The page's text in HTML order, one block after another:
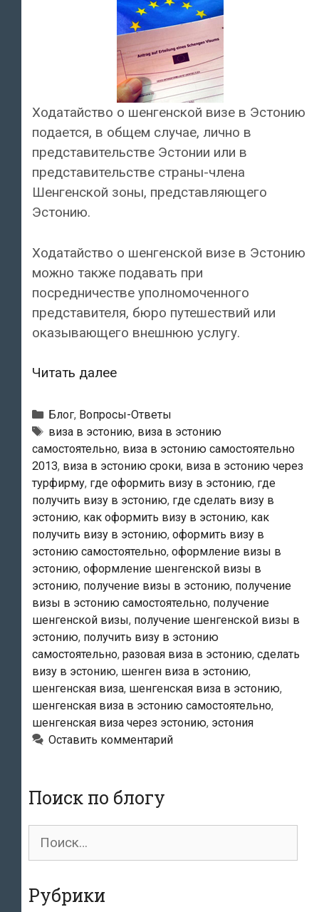
Ходатайство о шенгенской визе в Эстонию
подается, в общем случае, лично в
представительстве Эстонии или в
представительстве страны-члена
Шенгенской зоны, представляющего
Эстонию.
Ходатайство о шенгенской визе в Эстонию
можно также подавать при
посредничестве уполномоченного
представителя, бюро путешествий или
оказывающего внешнюю услугу.
Читать далееГде
как
подается
ходатайство
о
шенгенской
визе
в
Эстонию?
Рубрики
Блог, Вопросы-Ответы
Метки
виза в эстонию, виза в эстонию
самостоятельно, виза в эстонию самостоятельно
2013, виза в эстонию сроки, виза в эстонию через
турфирму, где оформить визу в эстонию, где
получить визу в эстонию, где сделать визу в
эстонию, как оформить визу в эстонию, как
получить визу в эстонию, оформить визу в
эстонию самостоятельно, оформление визы в
эстонию, оформление шенгенской визы в
эстонию, получение визы в эстонию, получение
визы в эстонию самостоятельно, получение
шенгенской визы, получение шенгенской визы в
эстонию, получить визу в эстонию
самостоятельно, разовая виза в эстонию, сделать
визу в эстонию, шенген виза в эстонию,
шенгенская виза, шенгенская виза в эстонию,
шенгенская виза в эстонию самостоятельно,
шенгенская виза через эстонию, эстония
Оставить комментарий
Поиск по блогу
Поиск
Рубрики